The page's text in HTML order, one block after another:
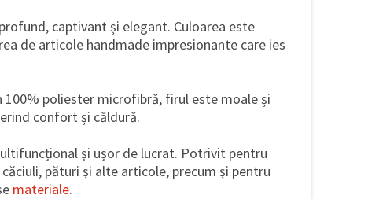
captivant și elegant. Culoarea este
de articole handmade impresionante care ies
100% poliester microfibră, firul este moale și
confort și căldură.
și ușor de lucrat. Potrivit pentru
pături și alte articole, precum și pentru
materiale.